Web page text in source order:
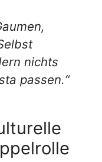
nichts
passen.“